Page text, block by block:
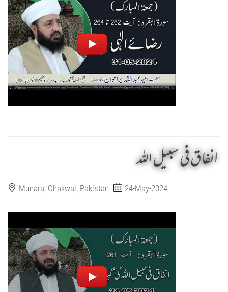
انفاق فی سبیل اللہ
Munara, Chakwal, Pakistan 24-May-2024